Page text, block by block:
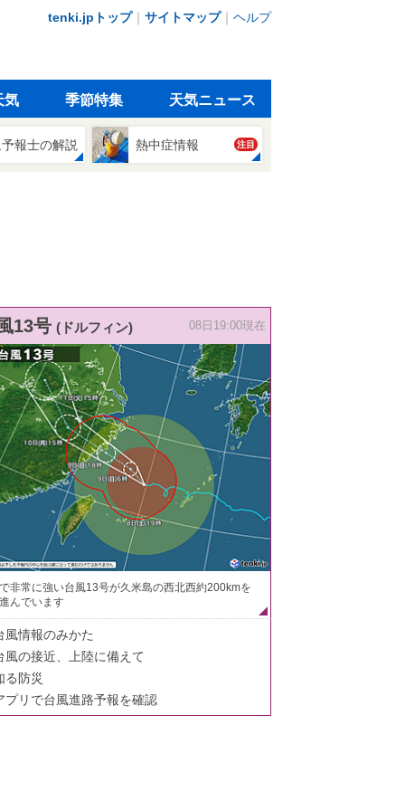
tenki.jpトップ｜ サイトマップ｜ ヘルプ
気 季節特集 天気ニュース
報士の解説 熱中症情報 注目
13号 (ドルフィン) 08日19:00現在
非常に強い台風13号が久米島の西北西約200kmを
んでいます
風情報のみかた
風の接近、上陸に備えて
る防災
プリで台風進路予報を確認